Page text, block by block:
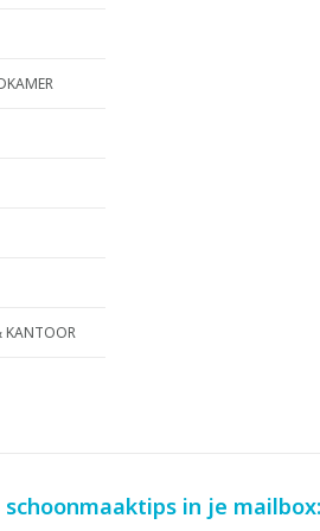
KANTOOR
in je mailbox: